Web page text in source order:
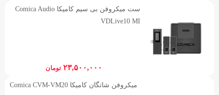
ست میکروفن بی سیم کامیکا Comica Audio
VDLive10 MI
۲۳,۵۰۰,۰۰۰ تومان
میکروفن شاتگان کامیکا Comica CVM-VM20